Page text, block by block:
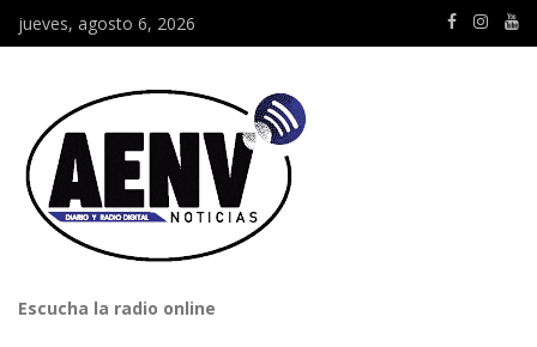
jueves, agosto 6, 2026
Escucha la radio online